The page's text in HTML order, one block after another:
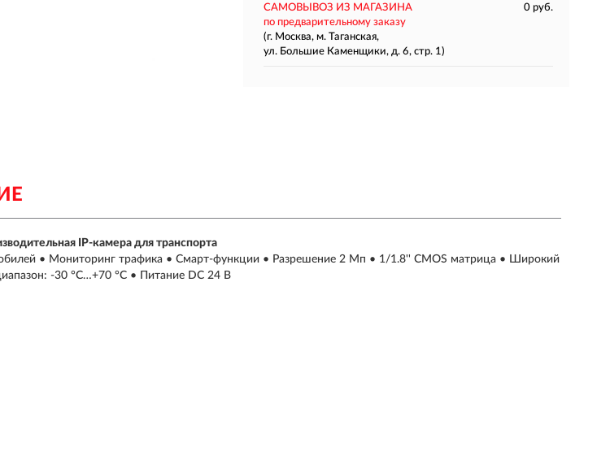
САМОВЫВОЗ ИЗ МАГАЗИНА
0 руб.
по предварительному заказу
(г. Москва, м. Таганская,
ул. Большие Каменщики, д. 6, стр. 1)
IP-камера для транспорта
• Мониторинг трафика • Смарт-функции • Разрешение 2 Мп • 1/1.8'' CMOS матрица • Широкий
-30 °C…+70 °C • Питание DC 24 В